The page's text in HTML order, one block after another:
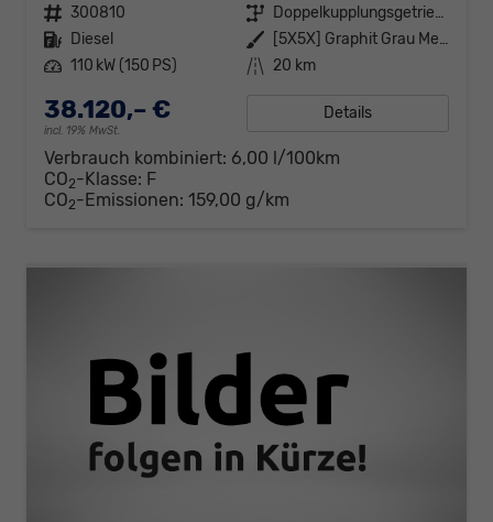
Fahrzeugnr. 300810 Getriebe
Doppelkupplungsgetriebe (DSG)
Kraftstoff Diesel Außenfarbe
[5X5X] Graphit Grau Metallic
Leistung 110 kW (150 PS) Kilometerstand 20 km
38.120,– €
incl. 19% MwSt.
Details
Verbrauch kombiniert: 6,00 l/100km
CO2-Klasse: F
CO2-Emissionen: 159,00 g/km